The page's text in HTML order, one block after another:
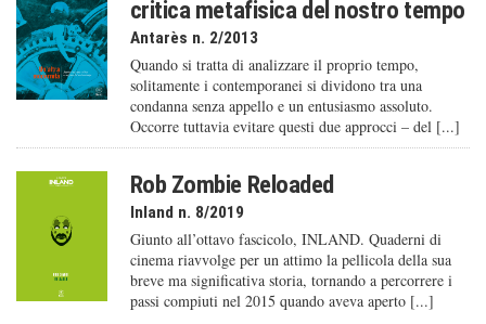
critica metafisica del nostro tempo
Antarès n. 2/2013
Quando si tratta di analizzare il proprio tempo,
solitamente i contemporanei si dividono tra una
condanna senza appello e un entusiasmo assoluto.
Occorre tuttavia evitare questi due approcci – del [...]
Rob Zombie Reloaded
Inland n. 8/2019
Giunto all’ottavo fascicolo, INLAND. Quaderni di
cinema riavvolge per un attimo la pellicola della sua
breve ma significativa storia, tornando a percorrere i
passi compiuti nel 2015 quando aveva aperto [...]